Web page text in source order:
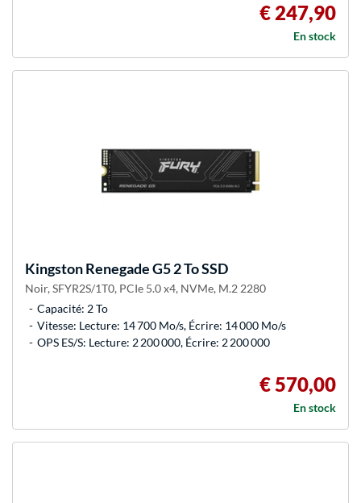
€ 247,90
En stock
KingstonRenegade G5 2 To SSD
Noir, SFYR2S/1T0, PCIe 5.0 x4, NVMe, M.2 2280
Capacité: 2 To
Vitesse: Lecture: 14 700 Mo/s, Écrire: 14 000 Mo/s
OPS ES/S: Lecture: 2 200 000, Écrire: 2 200 000
€ 570,00
En stock